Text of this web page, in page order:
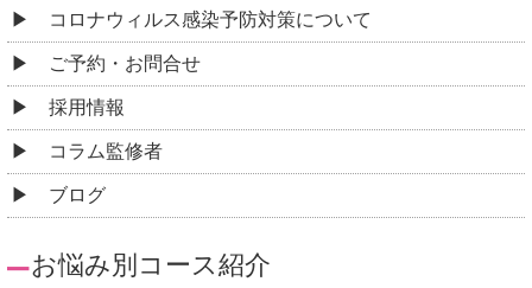
コロナウィルス感染予防対策について
ご予約・お問合せ
採用情報
コラム監修者
ブログ
お悩み別コース紹介